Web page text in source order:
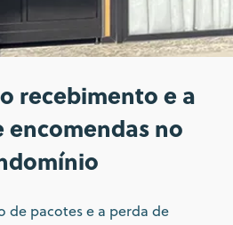
recebimento e a
no
de pacotes e a perda de